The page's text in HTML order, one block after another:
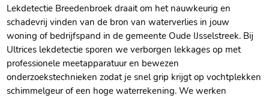
Lekdetectie Breedenbroek draait om het nauwkeurig en
schadevrij vinden van de bron van waterverlies in jouw
woning of bedrijfspand in de gemeente Oude IJsselstreek.​ Bij
Ultrices lekdetectie sporen we verborgen lekkages op met
professionele meetapparatuur en bewezen
onderzoekstechnieken zodat je snel grip krijgt op vochtplekken
schimmelgeur of een hoge waterrekening.​ We werken